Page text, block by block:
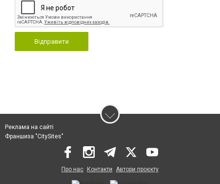
Відправити
Реклама на сайті
Франшиза "CitySites"
Про нас Контакти Автори проєкту